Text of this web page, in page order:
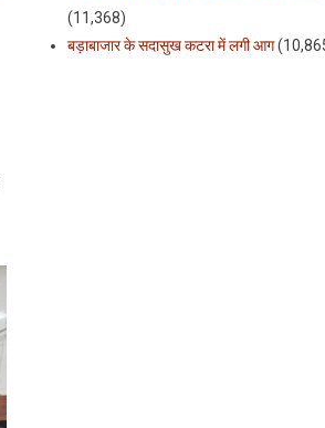
(11,368)
बड़ाबाजार के सदासुख कटरा में लगी आग